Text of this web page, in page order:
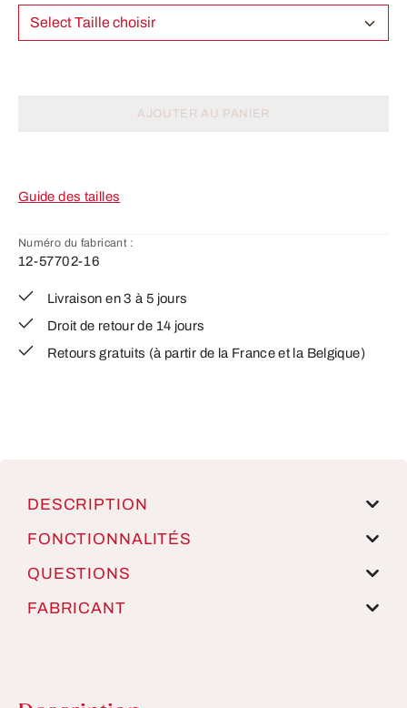
Select Taille choisir
AJOUTER AU PANIER
Guide des tailles
Numéro du fabricant :
12-57702-16
Livraison en 3 à 5 jours
Droit de retour de 14 jours
Retours gratuits (à partir de la France et la Belgique)
DESCRIPTION
FONCTIONNALITÉS
QUESTIONS
FABRICANT